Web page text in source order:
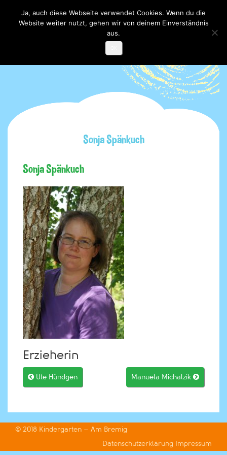
Toggle

Sonja Spänkuch
Sonja Spänkuch
Erzieherin
 Ute Hündgen Manuela Michalzik 
© 2018 Kindergarten – Am Bremig
Datenschutzerklärung
Impressum
Ja, auch diese Webseite verwendet Cookies. Wenn du die
Website weiter nutzt, gehen wir von deinem Einverständnis
aus.